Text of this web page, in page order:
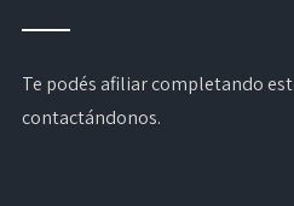
Te podés afiliar completando
contactándonos.